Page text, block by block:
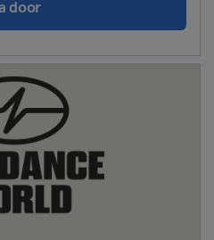
door